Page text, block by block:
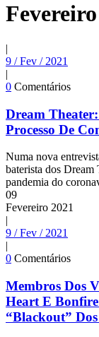
|
9 / Fev / 2021
|
0 Comentários
Dream
Processo De
Numa nova
baterista dos
pandemia do
09
Fevereiro 2021
|
9 / Fev / 2021
|
0 Comentários
Membros Dos
Heart E
“Blackout”